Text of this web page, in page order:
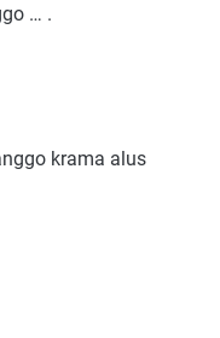
… .
krama alus